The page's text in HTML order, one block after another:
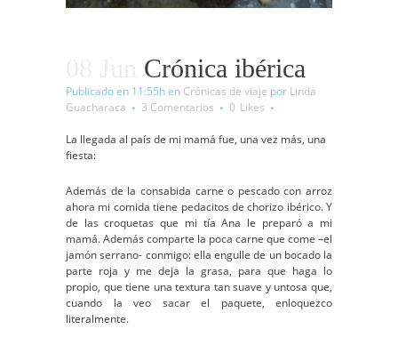
Crónica ibérica
Publicado en 11:55hen Crónicas de viaje por Linda
Guacharaca
3 Comentarios 0 Likes
La llegada al país de mi mamá fue, una vez más, una
fiesta:
Además de la consabida carne o pescado con arroz
ahora mi comida tiene pedacitos de chorizo ibérico. Y
de las croquetas que mi tía Ana le preparó a mi
mamá. Además comparte la poca carne que come –el
jamón serrano- conmigo: ella engulle de un bocado la
parte roja y me deja la grasa, para que haga lo
propio, que tiene una textura tan suave y untosa que,
cuando la veo sacar el paquete, enloquezco
literalmente.